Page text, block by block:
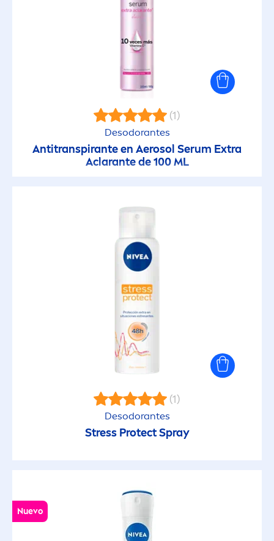
(1)
Desodorantes
Antitranspirante en Aerosol Serum Extra
Aclarante de 100 ML
(1)
Desodorantes
Stress ProtectSpray
Nuevo